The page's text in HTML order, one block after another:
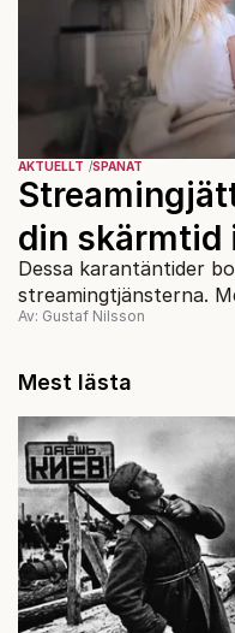
AKTUELLT SPANAT
din skärmtid
Dessa karantäntider
streamingtjänsterna.
Av: Gustaf Nilsson
Mest lästa